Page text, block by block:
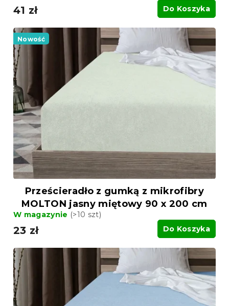
41 zł Do Koszyka
Nowość
Prześcieradło z gumką z mikrofibry
MOLTON jasny miętowy 90 x 200 cm
W magazynie (>10 szt)
23 zł Do Koszyka